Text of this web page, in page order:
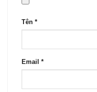
Tên *
Email *